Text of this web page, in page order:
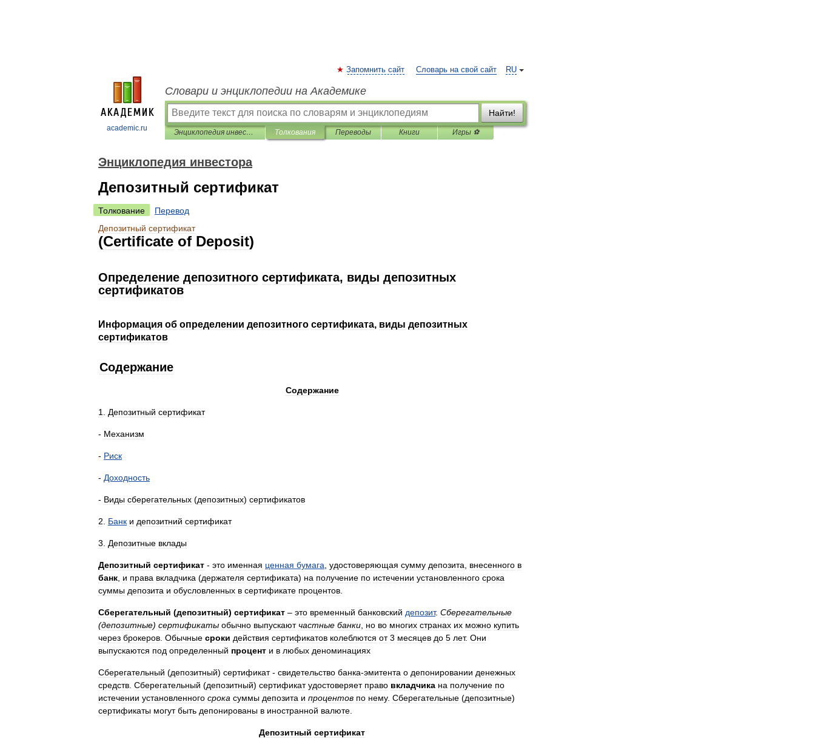
academic.ru
RU
Запомнить сайт Словарь на свой сайт
Словари и энциклопедии на Академике
Найти!
Энциклопедия инвестора Толкования Переводы Книги Игры ⚽
Энциклопедия инвестора
Депозитный сертификат
Толкование
Перевод
Депозитный сертификат
(Certificate of Deposit)
Определение депозитного сертификата, виды депозитных
сертификатов
Информация об определении депозитного сертификата, виды депозитных
сертификатов
Содержание
Содержание
1 Депозитный сертификат
- Механизм
- Риск
- Доходность
- Виды сберегательных (депозитных) сертификатов
2 Банк и депозитний сертификат
3 Депозитные вклады
Депозитный сертификат - это именная ценная бумага удостоверяющая сумму депозита внесенного в
банк и права вкладчика (держателя сертификата) на получение по истечении установленного срока
суммы депозита и обусловленных в сертификате процентов
Сберегательный (депозитный) сертификат – это временный банковский депозит. Сберегательные
(депозитные) сертификаты обычно выпускают частные банки но во многих странах их можно купить
через брокеров Обычные сроки действия сертификатов колеблются от 3 месяцев до 5 лет. Они
выпускаются под определенный процент и в любых деноминациях
Сберегательный (депозитный) сертификат- свидетельство банка-эмитента о депонировании денежных
средств Сберегательный (депозитный) сертификат удостоверяет право вкладчика на получение по
истечении установленного срока суммы депозита и процентов по нему. Сберегательные (депозитные)
сертификаты могут быть депонированы в иностранной валюте
Депозитный сертификат